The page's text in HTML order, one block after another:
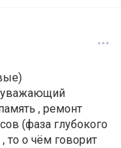
уважающий
, ремонт
(фаза глубокого
то о чём говорит